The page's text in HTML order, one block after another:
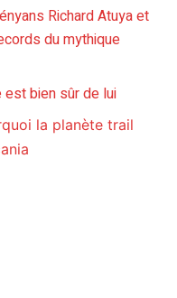
Richard Atuya et
du mythique
est bien sûr de lui
la planète trail